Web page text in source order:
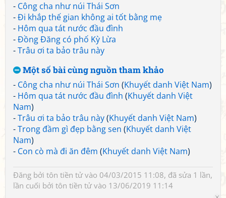
- Công cha như núi Thái Sơn
-Đi khắp thế gian không ai tốt bằng mẹ
- Hôm qua tát nước đầu đình
-Đồng Đăng có phố Kỳ Lừa
-Trâu ơi ta bảo trâu này
Một số bài cùng nguồn tham khảo
- Công cha như núi Thái Sơn (Khuyết danh Việt Nam)
- Hôm qua tát nước đầu đình (Khuyết danh Việt
Nam)
-Trâu ơi ta bảo trâu này(Khuyết danh Việt Nam)
-Trong đầm gì đẹp bằng sen (Khuyết danh Việt
Nam)
- Con cò mà đi ăn đêm (Khuyết danh Việt Nam)
Đăng bởi tôn tiền tửvào 04/03/2015 11:08, đã sửa 1 lần,
lần cuối bởi tôn tiền tửvào 13/06/2019 11:14